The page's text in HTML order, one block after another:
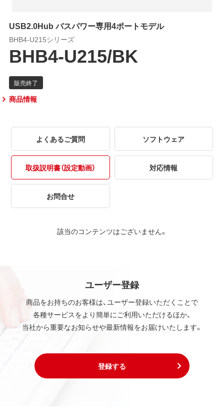
USB2.0Hub バスパワー専用4ポートモデル
BHB4-U215シリーズ
BHB4-U215/BK
商品情報
よくあるご質問 ソフトウェア
取扱説明書（設定動画） 対応情報
お問合せ
該当のコンテンツはございません。
ユーザー登録
商品をお持ちのお客様は、ユーザー登録いただくことで
各種サービスをより簡単にご利用いただけるほか、
当社から重要なお知らせや最新情報をお届けいたします。
登録する